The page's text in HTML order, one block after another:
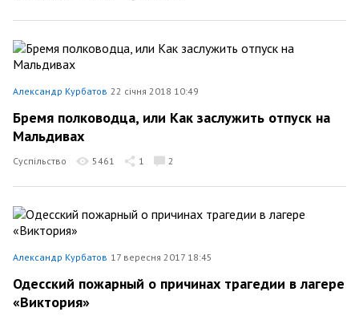
Александр Курбатов 22 січня 2018 10:49
Бремя полководца, или Как заслужить отпуск на
Мальдивах
Суспільство 5461 1 2
Александр Курбатов 17 вересня 2017 18:45
Одесский пожарный о причинах трагедии в лагере
«Виктория»